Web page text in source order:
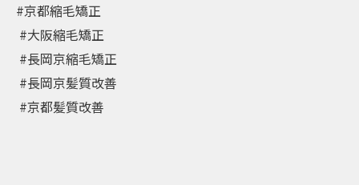
#京都縮毛矯正 ⁡
⁡ #大阪縮毛矯正 ⁡
⁡ #長岡京縮毛矯正⁡
⁡ #長岡京髪質改善⁡
⁡ #京都髪質改善